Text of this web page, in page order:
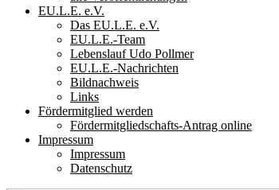
EU.L.E. e.V.
Das EU.L.E. e.V.
EU.L.E.-Team
Lebenslauf Udo Pollmer
EU.L.E.-Nachrichten
Bildnachweis
Links
Fördermitglied werden
Fördermitgliedschafts-Antrag online
Impressum
Impressum
Datenschutz